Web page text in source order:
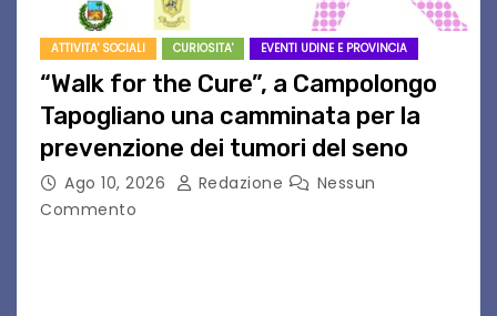
ATTIVITA' SOCIALI CURIOSITA' EVENTI UDINE E PROVINCIA
“Walk for the Cure”, a Campolongo
Tapogliano una camminata per la
prevenzione dei tumori del seno
Ago 10, 2026 Redazione
Nessun
Commento